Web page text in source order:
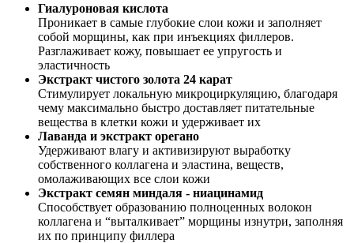
Гиалуроновая кислота
Проникает в самые глубокие слои кожи и заполняет
собой морщины, как при инъекциях филлеров.
Разглаживает кожу, повышает ее упругость и
эластичность
Экстракт чистого золота 24 карат
Стимулирует локальную микроциркуляцию, благодаря
чему максимально быстро доставляет питательные
вещества в клетки кожи и удерживает их
Лаванда и экстракт орегано
Удерживают влагу и активизируют выработку
собственного коллагена и эластина, веществ,
омолаживающих все слои кожи
Экстракт семян миндаля - ниацинамид
Способствует образованию полноценных волокон
коллагена и “выталкивает” морщины изнутри, заполняя
их по принципу филлера